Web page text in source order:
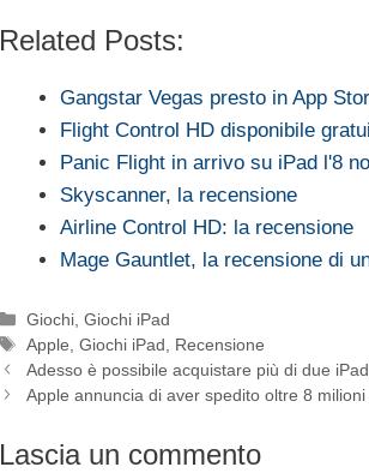
Related Posts:
Gangstar Vegas presto in App
Flight Control HD disponibile
Panic Flight in arrivo su iPad l'8
Skyscanner, la recensione
Airline Control HD: la recensione
Mage Gauntlet, la recensione di
Categorie
Giochi ,Giochi iPad
Tag
Apple ,Giochi iPad
Recensione
Adesso è possibile acquistare più di due
Apple annuncia di aver spedito oltre 8
Lascia un commento